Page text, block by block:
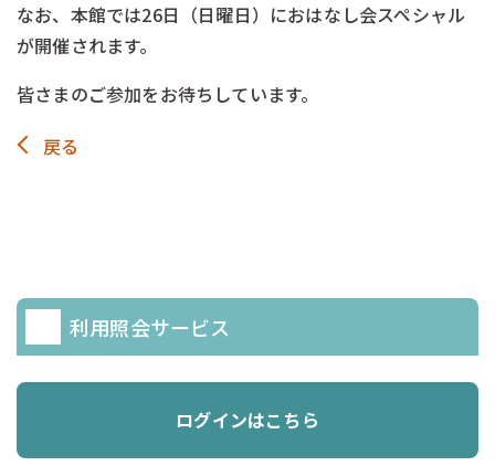
なお、本館では26日（日曜日）におはなし会スペシャル
が開催されます。
皆さまのご参加をお待ちしています。
戻る
利用照会サービス
ログインはこちら